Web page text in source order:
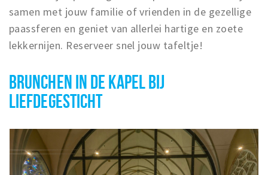
samen met jouw familie of vrienden in de gezellige
paassferen en geniet van allerlei hartige en zoete
lekkernijen. Reserveer snel jouw tafeltje!
BRUNCHEN IN DE KAPEL BIJ
LIEFDEGESTICHT